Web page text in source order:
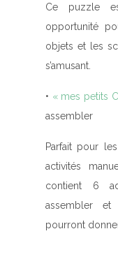
Ce puzzle
opportunité
objets et les
s’amusant.
• « mes petits
assembler
Parfait pour
activités
contient 6
assembler et
pourront